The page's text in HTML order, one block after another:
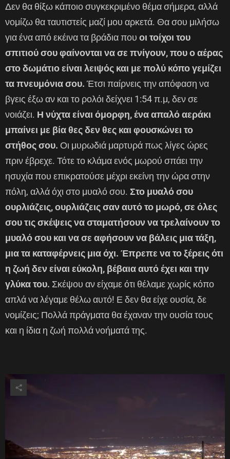
Δεν θα θίξω κάποιο συγκεκριμένο θέμα σήμερα, αλλά
νομίζω θα ταυτιστείς μαζί μου αρκετά. Θα σου μιλήσω
για ένα από εκέινα τα βράδια που οι τοίχοι του
σπιτιού σου φαίνονται να σε πνίγουν, που ο αέρας
στο δωμάτιο είναι λειψός και με πολύ κόπο γεμίζει
τα πνευμόνια σου. Έτσι παίρνεις την απόφαση να
βγεις έξω αν και το ρολόι δείχνει 1:54 π.μ, δεν σε
νοιάζει. Η νύχτα είναι όμορφη, ένα απαλό αεράκι
μπαίνει με βία θες δεν θες και φουσκώνει το
στήθος σου. Οι μυρωδιά μαρτυρά πως λίγες ώρες
πριν έβρεχε. Τότε το κλάμα ενός μωρού σπάει την
ησυχία που επικρατούσε μέχρι εκείνη την ώρα στην
πόλη, αλλά όχι στο μυαλό σου. Στο μυαλό σου
ουρλιάζεις, ουρλιάζεις σαν αυτό το μωρό, σε όλες
σου τις σκέψεις να σταματήσουν να τρελαίνουν το
μυαλό σου και να σε αφήσουν να βάλεις μια τάξη,
μια τα καταφέρνεις μια όχι. Έπρεπε να το ξέρεις ότι
η ζωή δεν είναι εύκολη, βέβαια αυτό έχει και την
γλύκα του. Σκέψου αν είχαμε ότι θέλαμε χωρίς κόπο
απλά να λέγαμε θέλω αυτό! Ε δεν θα είχε ουσία, δε
νομίζεις; Πολλά πράγματα θα έχαναν την ουσία τους
και η ίδια η ζωή πολλά νοήματά της.